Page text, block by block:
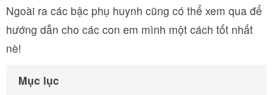
Ngoài ra các bậc phụ huynh cũng có thể xem qua để
hướng dẫn cho các con em mình một cách tốt nhất
nè!
Mục lục